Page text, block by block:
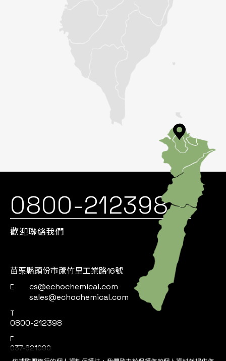
0800-212398
歡迎聯絡我們
苗栗縣頭份市蘆竹里工業路16號
E
cs@echochemical.com
sales@echochemical.com
T
0800-212398
F
037-621090
依據歐盟施行的個人資料保護法，我們致力於保護您的個人資料並提供您